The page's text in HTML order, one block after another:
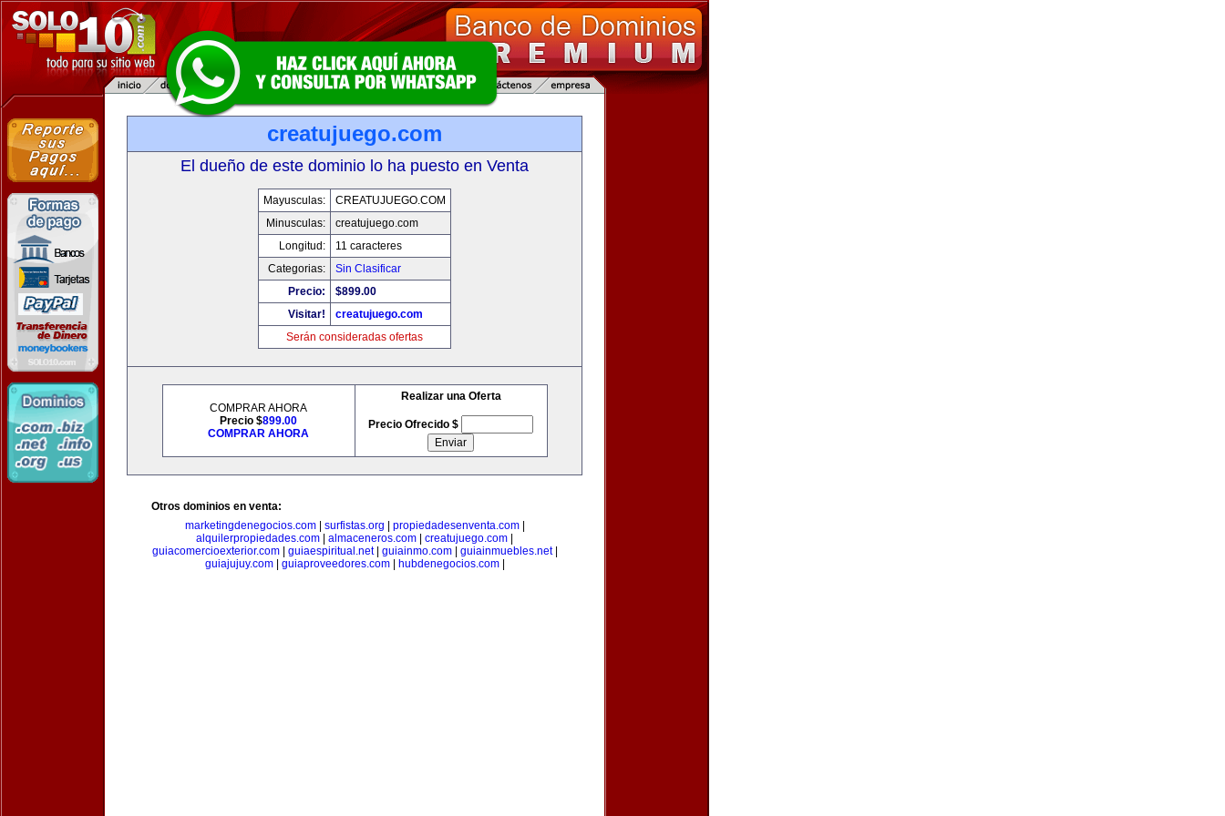
creatujuego.com
El dueño de este dominio lo ha puesto en Venta
Mayusculas:
CREATUJUEGO.COM
Minusculas:
creatujuego.com
Longitud:
11 caracteres
Categorias:
Sin Clasificar
Precio:
$899.00
Visitar!
creatujuego.com
Serán consideradas ofertas
COMPRAR AHORA
Precio $899.00
COMPRAR AHORA
Realizar una Oferta
Precio Ofrecido $
Otros dominios en venta:
marketingdenegocios.com| surfistas.org propiedadesenventa.com|
alquilerpropiedades.com
almaceneros.com creatujuego.com
guiacomercioexterior.com| guiaespiritual.net| guiainmo.com| guiainmuebles.net|
guiajujuy.com| guiaproveedores.com| hubdenegocios.com|